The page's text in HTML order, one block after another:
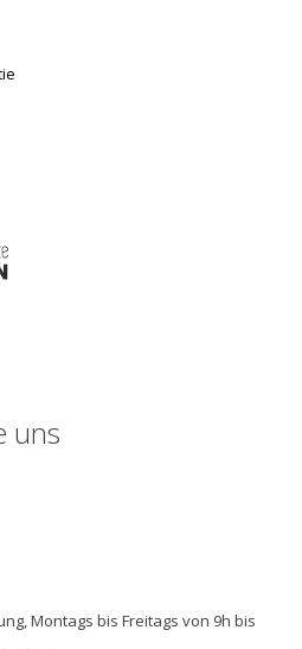
uns
Montags bis Freitags von 9h bis